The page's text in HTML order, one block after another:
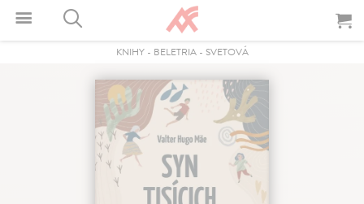
KNIHY- BELETRIA- SVETOVÁ